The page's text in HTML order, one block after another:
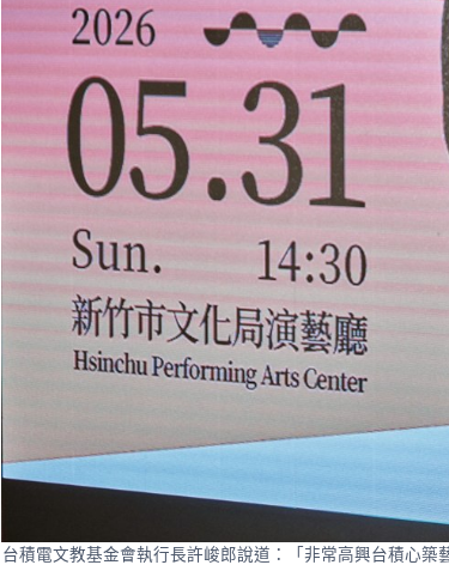
台積電文教基金會執行長許峻郎說道：「非常高興台積心